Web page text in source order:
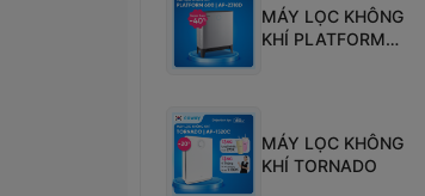
MÁY LỌC KHÔNG
KHÍ PLATFORM
MÁY LỌC KHÔNG
KHÍ TORNADO